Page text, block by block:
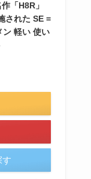
「H8R」
された SE =
ン 軽い 使い